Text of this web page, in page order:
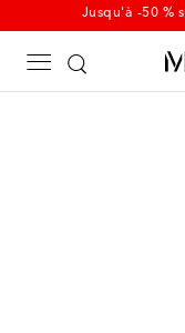
Jusqu'à -50 %